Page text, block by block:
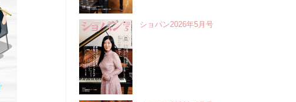
ショパン2026年5月号